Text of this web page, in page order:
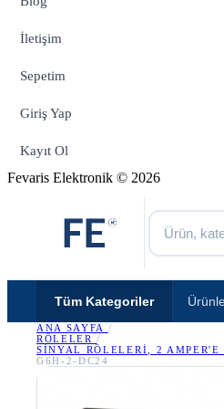
İletişim
Sepetim
Giriş Yap
Kayıt Ol
Fevaris Elektronik © 2026
Tüm Kategoriler
ANA SAYFA /
RÖLELER
/
SINYAL RÖLELERI, 2 AMPER'E
G6H-2-DC24